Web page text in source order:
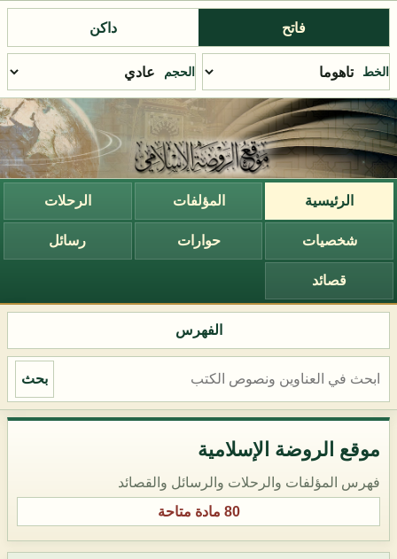
فاتح داكن
الخط الحجم
الرئيسية المؤلفات الرحلات
شخصيات حوارات رسائل
قصائد
الفهرس
بحث
موقع الروضة الإسلامية
فهرس المؤلفات والرحلات والرسائل والقصائد
80 مادة متاحة